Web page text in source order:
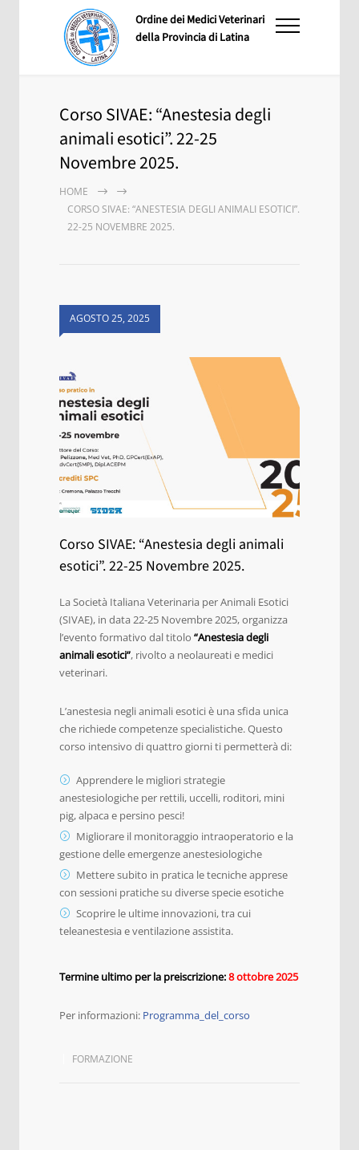
Ordine dei Medici Veterinari
della Provincia di Latina
Corso SIVAE: “Anestesia degli
animali esotici”. 22-25
Novembre 2025.
HOME
CORSO SIVAE: “ANESTESIA DEGLI ANIMALI ESOTICI”.
22-25 NOVEMBRE 2025.
AGOSTO 25, 2025
Corso SIVAE: “Anestesia degli animali
esotici”. 22-25 Novembre 2025.
La Società Italiana Veterinaria per Animali Esotici
(SIVAE), in data 22-25 Novembre 2025, organizza
l’evento formativo dal titolo “Anestesia degli
animali esotici”, rivolto a neolaureati e medici
veterinari.
L’anestesia negli animali esotici è una sfida unica
che richiede competenze specialistiche. Questo
corso intensivo di quattro giorni ti permetterà di:
Apprendere le migliori strategie
anestesiologiche per rettili, uccelli, roditori, mini
pig, alpaca e persino pesci!
Migliorare il monitoraggio intraoperatorio e la
gestione delle emergenze anestesiologiche
Mettere subito in pratica le tecniche apprese
con sessioni pratiche su diverse specie esotiche
Scoprire le ultime innovazioni, tra cui
teleanestesia e ventilazione assistita.
Termine ultimo per la preiscrizione:8 ottobre 2025
Per informazioni: Programma_del_corso
FORMAZIONE